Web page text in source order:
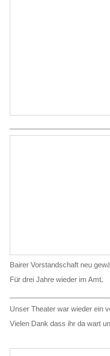
Bairer Vorstandschaft neu
Für drei Jahre wieder im Amt.
Unser Theater war wieder ein
Vielen Dank dass ihr da wart